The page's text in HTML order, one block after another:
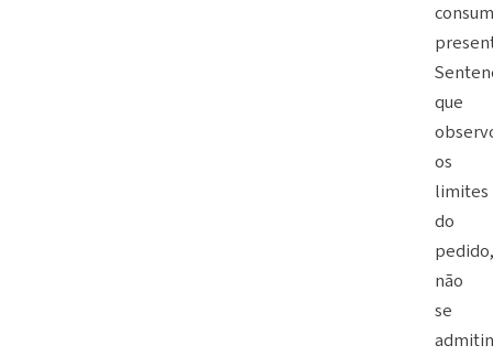
que
os
limites
do
pedido,
não
se